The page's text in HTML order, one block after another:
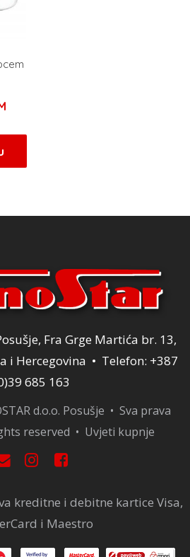
29,75 KM.
Fra Grge Martića br. 13,
i Hercegovina • Telefon: +387
685 163
d.o.o. Posušje • Sva prava
reserved • Uvjeti kupnje
kreditne i debitne kartice Visa,
i Maestro